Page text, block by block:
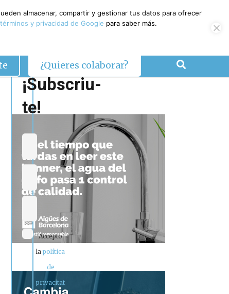
¿Quieres colaborar?
¡Subscriu-
te!
Accepto
lapolítica
de
privacitat
almacenar, compartir y gestionar tus datos para ofrecer
y privacidad de Google para saber más.